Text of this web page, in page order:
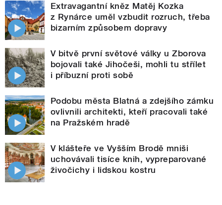
Extravagantní kněz Matěj Kozka
z Rynárce uměl vzbudit rozruch, třeba
bizarním způsobem dopravy
V bitvě první světové války u Zborova
bojovali také Jihočeši, mohli tu střílet
i příbuzní proti sobě
Podobu města Blatná a zdejšího zámku
ovlivnili architekti, kteří pracovali také
na Pražském hradě
V klášteře ve Vyšším Brodě mniši
uchovávali tisíce knih, vypreparované
živočichy i lidskou kostru